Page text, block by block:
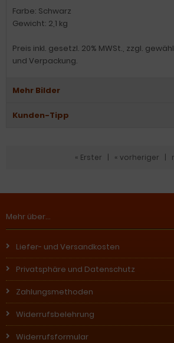
Farbe: Schwarz
Gewicht: 2,1 kg
Preis inkl. gesetzl. 20% MWSt., zzgl.
und Verpackung.
Mehr Bilder
Kunden-Tipp
« Erster « vorheriger
Mehr über...
Liefer- und Versandkosten
Privatsphäre und Datenschutz
Zahlungsmethoden
Widerrufsbelehrung
Widerrufsformular